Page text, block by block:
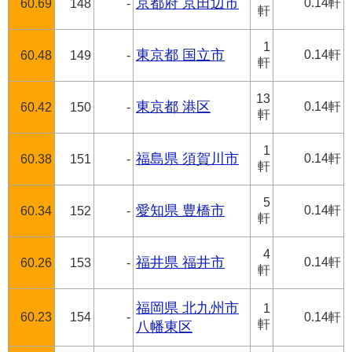
60.69 148 - 京都府 京田辺市
軒
60.48 149 - 東京都 国立市
1
軒
0.14軒
60.42 150 - 東京都 港区
13
軒
0.14軒
60.38 151 - 福島県 須賀川市
1
軒
0.14軒
60.34 152 - 愛知県 豊橋市
5
軒
0.14軒
60.26 153 - 福井県 福井市
4
軒
0.14軒
60.23 154 -
福岡県 北九州市
八幡東区
1
軒
0.14軒